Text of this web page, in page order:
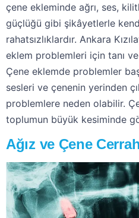
çene ekleminde ağrı, ses,
güçlüğü gibi şikâyetlerle
rahatsızlıklardır. Ankara
eklem problemleri için tanı
Çene eklemde problemler
sesleri ve çenenin yerinden
problemlere neden olabilir.
toplumun büyük kesiminde
Ağız ve Çene